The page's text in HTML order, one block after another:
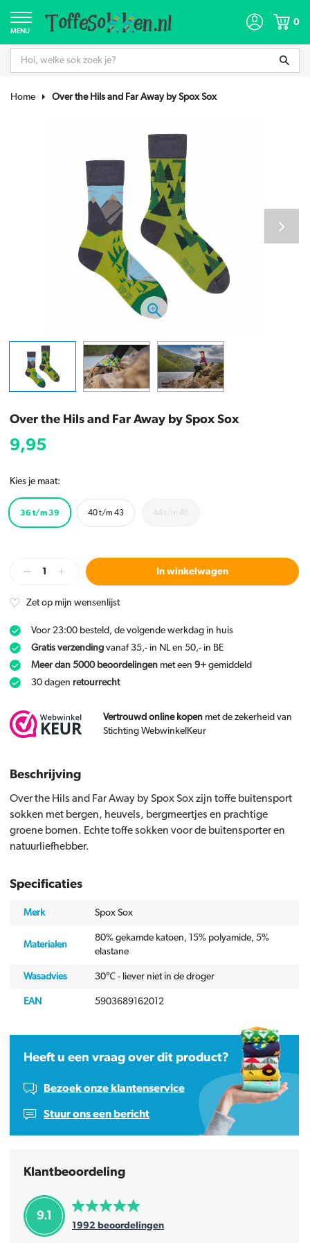
MENU
0
Home Over the Hils and Far Away by Spox Sox
Over the Hils and Far Away by Spox Sox
9,95
Kies je maat:
36 t/m 39 40 t/m 43 44 t/m 46
In winkelwagen
Zet op mijn wensenlijst
Voor 23:00 besteld, de volgende werkdag in huis
Gratis verzending vanaf 35,- in NL en 50,- in BE
Meer dan 5000 beoordelingen met een 9+ gemiddeld
30 dagen retourrecht
Vertrouwd online kopen met de zekerheid van
Stichting WebwinkelKeur
Beschrijving
Over the Hils and Far Away by Spox Sox zijn toffe buitensport
sokken met bergen, heuvels, bergmeertjes en prachtige
groene bomen. Echte toffe sokken voor de buitensporter en
natuurliefhebber.
Specificaties
Merk Spox Sox
Materialen
80% gekamde katoen, 15% polyamide, 5%
elastane
Wasadvies 30℃ - liever niet in de droger
EAN 5903689162012
Heeft u een vraag over dit product?
Bezoek onze klantenservice
Stuur ons een bericht
Klantbeoordeling
9.1
1992 beoordelingen